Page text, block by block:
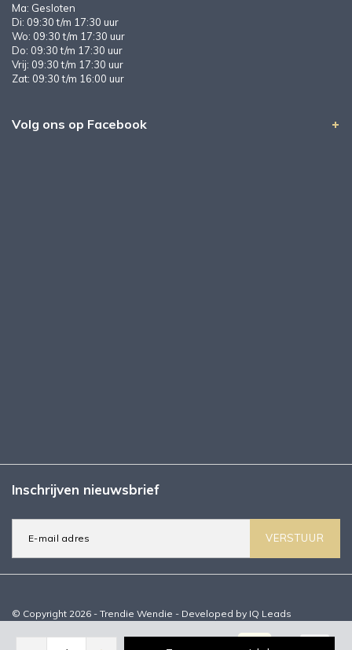
Ma: Gesloten
Di: 09:30 t/m 17:30 uur
Wo: 09:30 t/m 17:30 uur
Do: 09:30 t/m 17:30 uur
Vrij: 09:30 t/m 17:30 uur
Zat: 09:30 t/m 16:00 uur
Volg ons op Facebook
Inschrijven nieuwsbrief
VERSTUUR
© Copyright 2026 - Trendie Wendie - Developed by IQ Leads